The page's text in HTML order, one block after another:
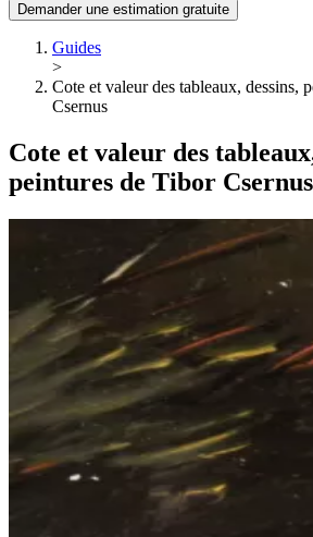
Demander une estimation gratuite
Guides
>
Cote et valeur des tableaux, dessins,
Csernus
Cote et valeur des
peintures de Tibor Csernus